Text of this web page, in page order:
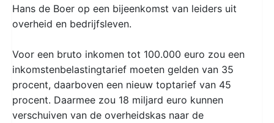
Hans de Boer op een bijeenkomst van leiders uit
overheid en bedrijfsleven.
Voor een bruto inkomen tot 100.000 euro zou een
inkomstenbelastingtarief moeten gelden van 35
procent, daarboven een nieuw toptarief van 45
procent. Daarmee zou 18 miljard euro kunnen
verschuiven van de overheidskas naar de